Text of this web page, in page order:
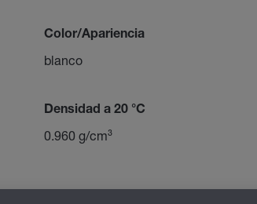
Color/Apariencia
blanco
Densidad a 20 °C
0.960 g/cm³